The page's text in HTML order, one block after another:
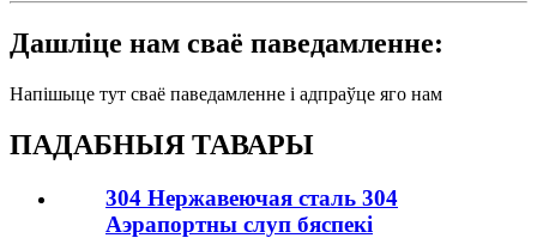
Дашліце нам сваё паведамленне:
Напішыце тут сваё паведамленне і адпраўце яго нам
ПАДАБНЫЯ ТАВАРЫ
304 Нержавеючая сталь 304
Аэрапортны слуп бяспекі